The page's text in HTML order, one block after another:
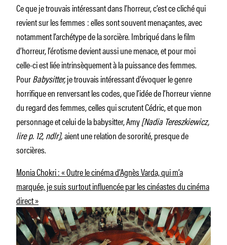
Ce que je trouvais intéressant dans l’horreur, c’est ce cliché qui
revient sur les femmes : elles sont souvent menaçantes, avec
notamment l’archétype de la sorcière. Imbriqué dans le film
d’horreur, l’érotisme devient aussi une menace, et pour moi
celle-ci est liée intrinsèquement à la puissance des femmes.
PourBabysitter,je trouvais intéressant d’évoquer le genre
horrifique en renversant les codes, que l’idée de l’horreur vienne
du regard des femmes, celles qui scrutent Cédric, et que mon
personnage et celui de la babysitter, Amy[Nadia Teresz­kiewicz,
lire p. 12, ndlr],aient une relation de sororité, presque de
sorcières.
Monia Chokri : « Outre le cinéma d’Agnès Varda, qui m’a
marquée, je suis surtout influencée par les cinéastes du cinéma
direct »